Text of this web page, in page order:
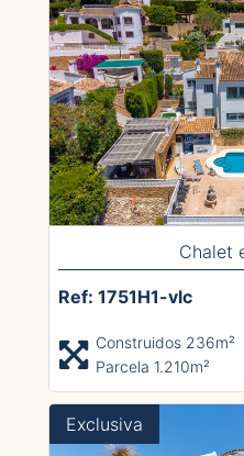
Chalet
Ref: 1751H1-vlc
Construidos 236m²
Parcela 1.210m²
Exclusiva